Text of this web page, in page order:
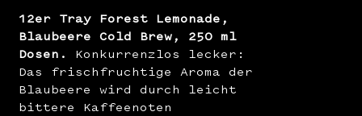
12er Tray Forest Lemonade,
Blaubeere Cold Brew, 250 ml
Dosen.
Konkurrenzlos lecker:
Das frischfruchtige Aroma der
Blaubeere wird durch leicht
bittere Kaffeenoten